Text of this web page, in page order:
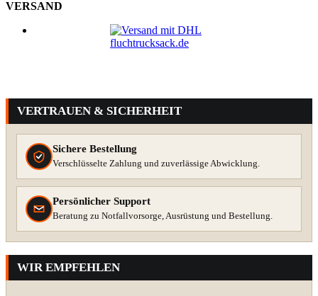
VERSAND
VERTRAUEN & SICHERHEIT
Sichere Bestellung
Verschlüsselte Zahlung und zuverlässige Abwicklung.
Persönlicher Support
Beratung zu Notfallvorsorge, Ausrüstung und Bestellung.
WIR EMPFEHLEN